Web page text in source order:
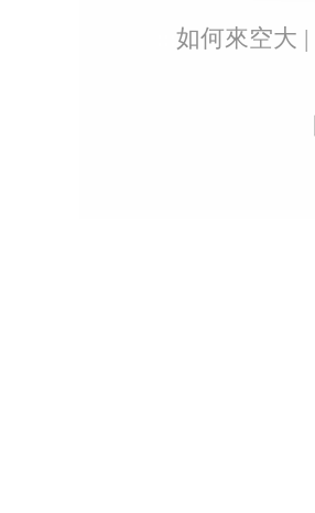
如何來空大 |